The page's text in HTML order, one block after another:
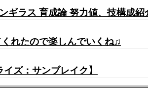
ギラス 育成論 努力値、技構成
れたので楽しんでいくね♫
ズ：サンブレイク】